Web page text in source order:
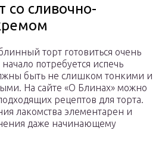
со сливочно-
торт готовиться очень
потребуется испечь
быть не слишком тонкими и
На сайте «О Блинах» можно
рецептов для торта.
лакомства элементарен и
даже начинающему